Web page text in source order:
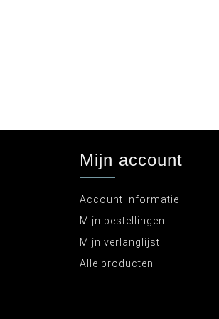
Mijn account
Account informatie
Mijn bestellingen
Mijn verlanglijst
Alle producten